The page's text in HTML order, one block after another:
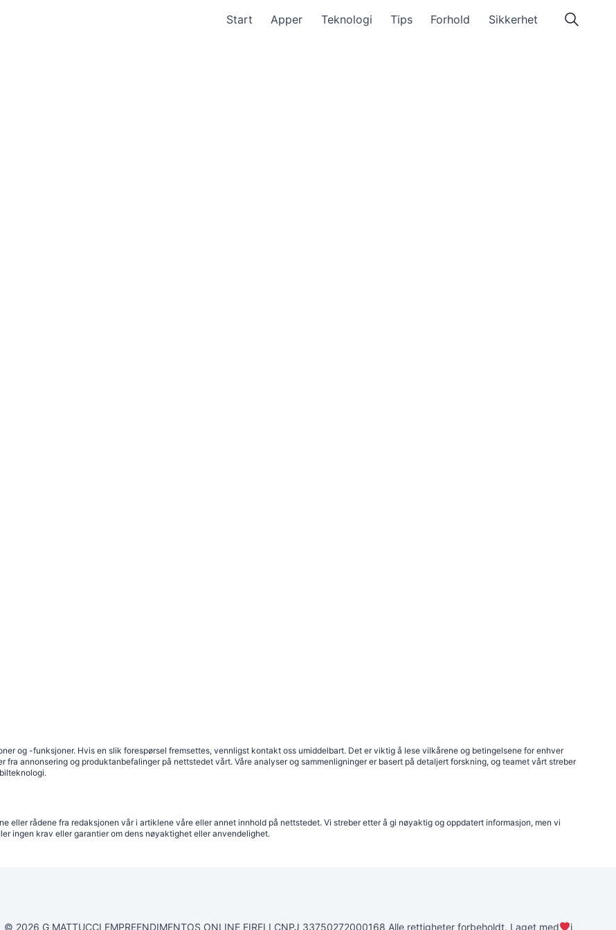
Start Apper Teknologi Tips Forhold Sikkerhet
og -funksjoner. Hvis en slik forespørsel fremsettes, vennligst kontakt oss umiddelbart. Det er viktig å lese vilkårene og betingelsene for enhver
annonsering og produktanbefalinger på nettstedet vårt. Våre analyser og sammenligninger er basert på detaljert forskning, og teamet vårt streber
eller rådene fra redaksjonen vår i artiklene våre eller annet innhold på nettstedet. Vi streber etter å gi nøyaktig og oppdatert informasjon, men vi
ingen krav eller garantier om dens nøyaktighet eller anvendelighet.
© 2026 G MATTUCCI EMPREENDIMENTOS ONLINE EIRELI CNPJ 33750272000168 Alle rettigheter forbeholdt. Laget med i